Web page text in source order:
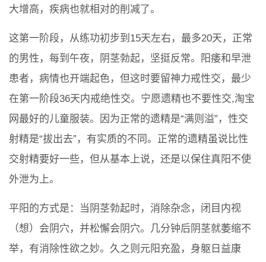
大增高，疾病也就相对的削减了。
这第一阶段，从练功初步到15天左右，最多20天，正常
的男性，每到午夜，阴茎勃起，坚挺反常。阳痿和早泄
患者，病情也开端起色，但这时要留神力戒性交，最少
在第一阶段36天内戒绝性交。宁愿遗精也不要性交,淘宝
网最好的儿童服装。因为正常的遗精是“满则溢”，性交
射精是“拔出去”，有实质的不同。正常的遗精虽说比性
交射精要好一些，但从基本上说，还是以保住真阳不使
外泄为上。
平阳的方式是：当阴茎勃起时，消除杂念，闭目内视
（想）会阴穴，并松懈会阴穴。几分钟后阴茎就萎缩不
举，有消除性欲之妙。久之则元阳充盈，身躯日益康